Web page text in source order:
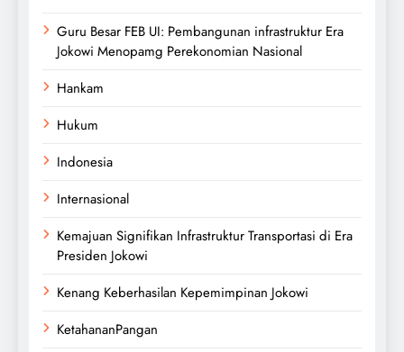
Guru Besar FEB UI: Pembangunan infrastruktur Era
Jokowi Menopamg Perekonomian Nasional
Hankam
Hukum
Indonesia
Internasional
Kemajuan Signifikan Infrastruktur Transportasi di Era
Presiden Jokowi
Kenang Keberhasilan Kepemimpinan Jokowi
KetahananPangan